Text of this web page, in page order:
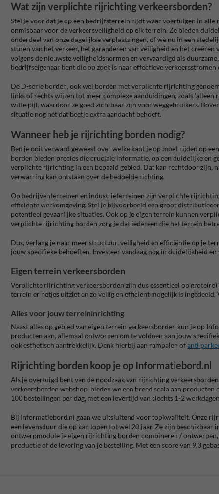
Wat zijn verplichte rijrichting verkeersborden?
Stel je voor dat je op een bedrijfsterrein rijdt waar voertuigen in
onmisbaar voor de verkeersveiligheid op elk terrein. Ze bieden
onderdeel van onze dagelijkse verplaatsingen, of we nu in een
sturen van het verkeer, het garanderen van veiligheid en het
volgens de nieuwste veiligheidsnormen en vervaardigd als
bedrijfseigenaar bent die op zoek is naar effectieve
De D-serie borden, ook wel borden met verplichte rijrichting
links of rechts wijzen tot meer complexe aanduidingen, zoals
witte pijl, waardoor ze goed zichtbaar zijn voor weggebruikers.
situatie nog nét dat beetje extra aandacht behoeft.
Wanneer heb je rijrichting borden nodig?
Ben je ooit verward geweest over welke kant je op moet rijden op
borden bieden precies die cruciale informatie, op een duidelijke en
verplichte rijrichting in een bepaald gebied. Dat kan rechtdoor zijn,
verwarring kan ontstaan over de bedoelde richting.
Op bedrijventerreinen en industrieterreinen zijn verplichte
efficiënte werkomgeving. Stel je bijvoorbeeld een groot
potentieel gevaarlijke situaties. Ook op je eigen terrein kunnen
verplichte rijrichting borden zorg je dat iedereen die het terrein
Dus, verlang je naar meer structuur, veiligheid en efficiëntie op je
jouw specifieke behoeften. Investeer vandaag nog in duidelijkheid
Eigen terrein verkeersborden
Verplichte rijrichting verkeersborden zijn dus essentieel op
terrein er netjes uitziet en zo veilig en efficiënt mogelijk is
Alles voor jouw terreininrichting
Naast alles op gebied van eigen terrein verkeersborden kun je op
producten aan, allemaal ontworpen om te voldoen aan jouw
ook esthetisch aantrekkelijk. Denk hierbij aan rampalen ofanti
Rijrichting borden koop je op Informatiebord.nl
Als je overtuigd bent van de noodzaak van rijrichting
verkeersborden webshop, bieden we een breed scala aan
100 bestellingen per dag, met een levertijd van slechts 1-2
Bij Informatiebord.nl gaan we uitsluitend voor topkwaliteit. Onze
een levensduur die op kan lopen tot wel 20 jaar. Ze zijn
ontwerpmodule je eigen rijrichting borden combineren / ontwerpen,
productie of de levering van je bestelling. Met een score van 9,3